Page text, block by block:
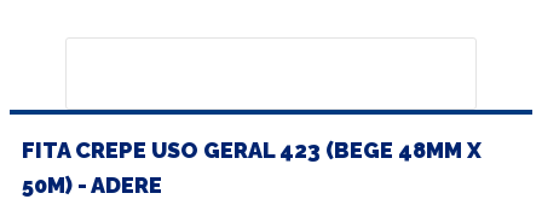
FITA CREPE USO GERAL 423 (BEGE 48MM X
50M) - ADERE